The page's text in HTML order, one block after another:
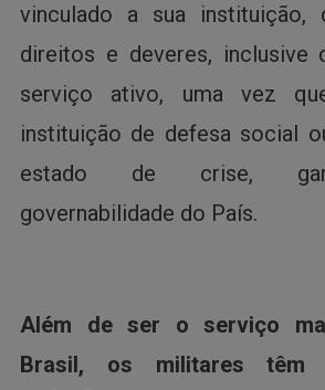
vinculado a sua
direitos e deveres, inclusive
serviço ativo, uma vez
instituição de defesa social
estado de crise,
governabilidade do País.
Além de ser o serviço
Brasil, os militares têm